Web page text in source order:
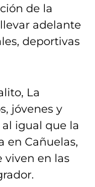
de la
adelante
deportivas
La
jóvenes y
igual que la
en Cañuelas,
viven en las